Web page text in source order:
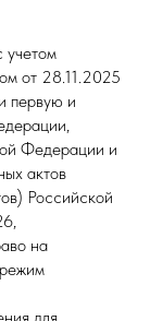
учетом
от 28.11.2025
первую и
Федерации и
актов
Российской
на